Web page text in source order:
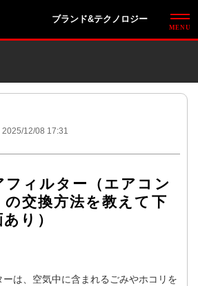
ブランド&テクノロジー
2025/12/08 17:31
フィルター（エアコン
の交換方法を教えて下
り）
は、空気中に含まれるごみやホコリを